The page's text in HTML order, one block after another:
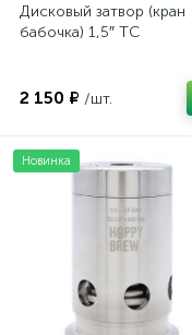
Дисковый затвор (кран
бабочка) 1,5″ TC
2 150 ₽ /шт.
Новинка